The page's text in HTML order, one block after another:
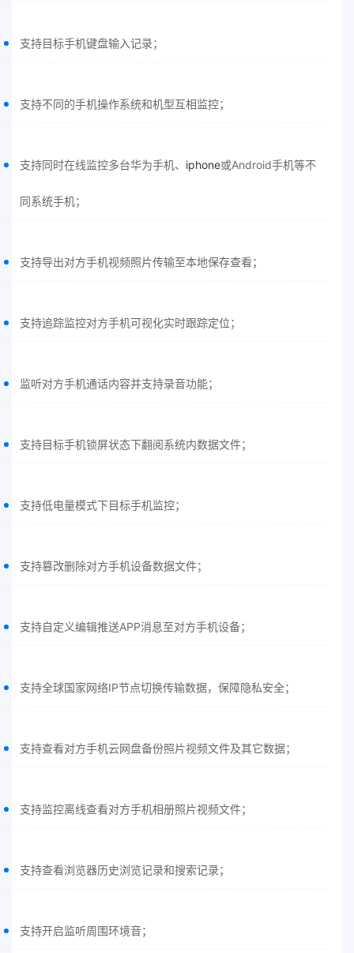
支持目标手机键盘输入记录；
支持不同的手机操作系统和机型互相监控；
支持同时在线监控多台华为手机、 iphone或Android手机等不
同系统手机；
支持导出对方手机视频照片传输至本地保存查看；
支持追踪监控对方手机可视化实时跟踪定位；
监听对方手机通话内容并支持录音功能；
支持目标手机锁屏状态下翻阅系统内数据文件；
支持低电量模式下目标手机监控；
支持篡改删除对方手机设备数据文件；
支持自定义编辑推送APP消息至对方手机设备；
支持全球国家网络IP节点切换传输数据，保障隐私安全；
支持查看对方手机云网盘备份照片视频文件及其它数据；
支持监控离线查看对方手机相册照片视频文件；
支持查看浏览器历史浏览记录和搜索记录；
支持开启监听周围环境音；